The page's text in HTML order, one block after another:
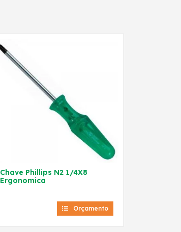
Chave Phillips N2 1/4X8
Ergonomica
Orçamento